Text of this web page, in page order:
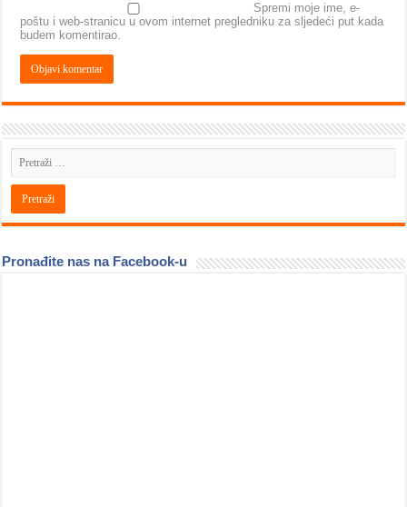
Spremi moje ime, e-
poštu i web-stranicu u ovom internet pregledniku za sljedeći put kada
budem komentirao.
Pronađite nas na Facebook-u